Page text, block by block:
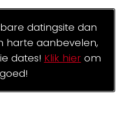
datingsite dan
harte aanbevelen,
dates! Klik hierom